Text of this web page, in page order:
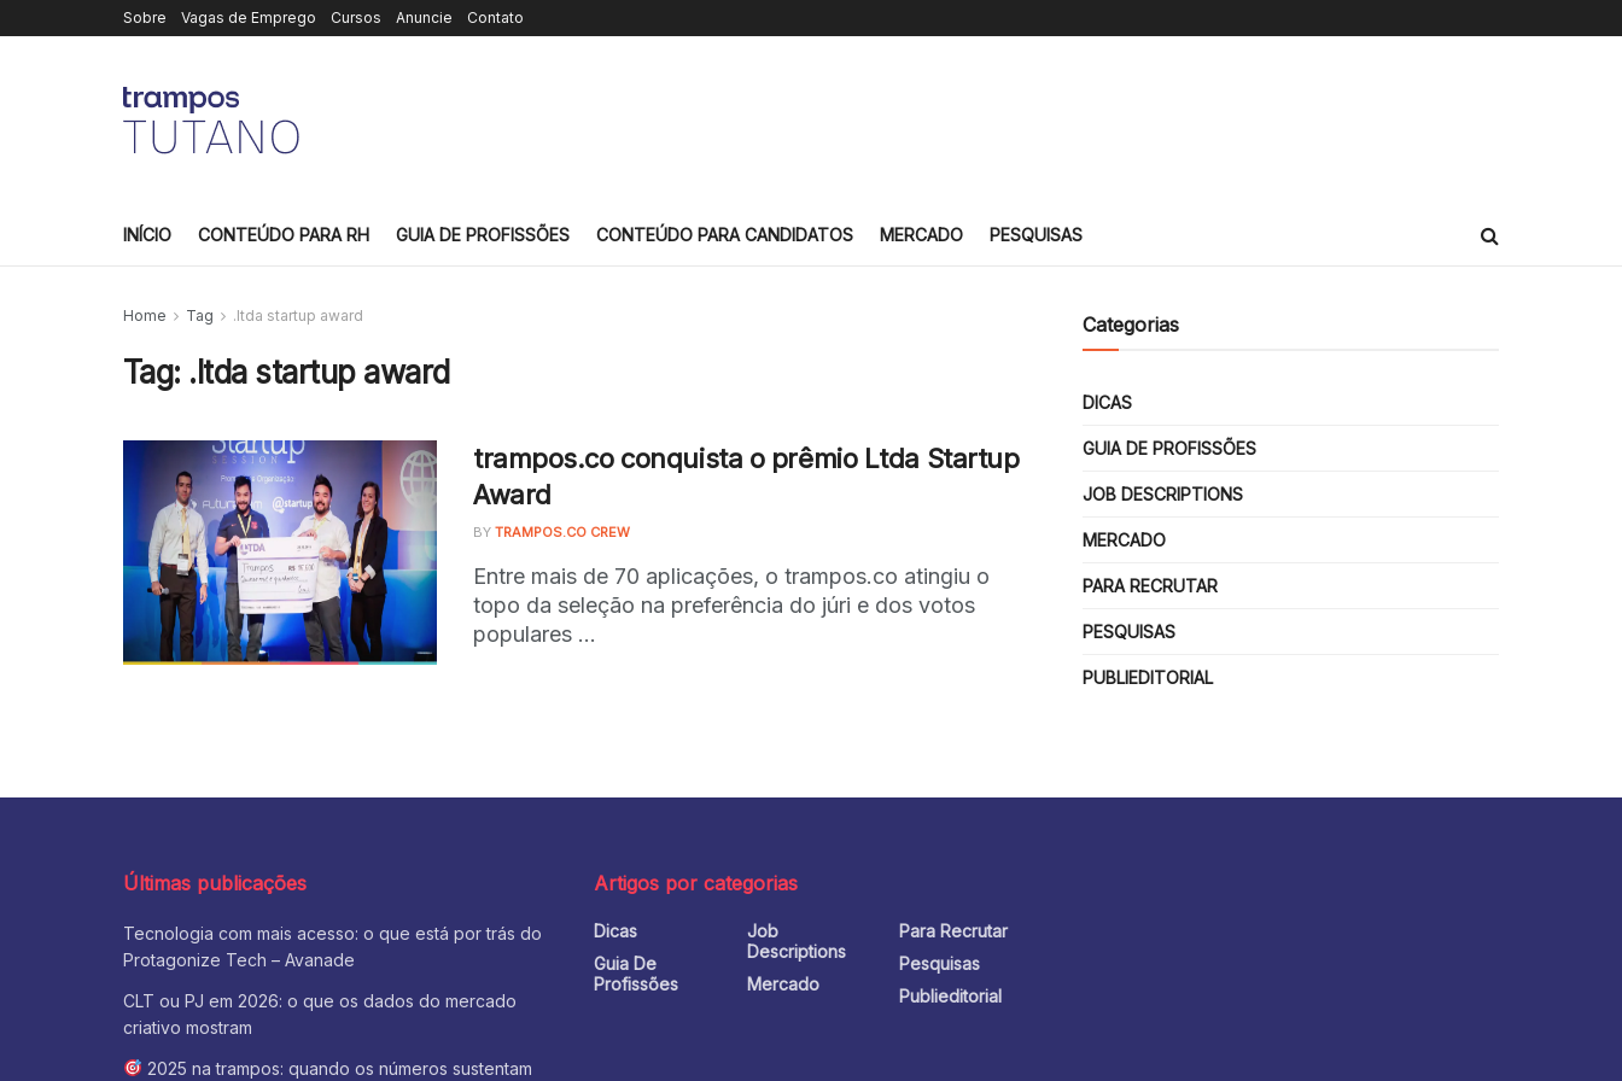
Sobre Vagas de Emprego Cursos Anuncie Contato
INÍCIO CONTEÚDO PARA RH GUIA DE PROFISSÕES CONTEÚDO PARA CANDIDATOS MERCADO PESQUISAS
Home Tag .ltda startup award
Tag: .ltda startup award
trampos.co conquista o prêmio Ltda Startup
Award
BY TRAMPOS.CO CREW
Entre mais de 70 aplicações, o trampos.co atingiu o
topo da seleção na preferência do júri e dos votos
populares ...
Categorias
DICAS
GUIA DE PROFISSÕES
JOB DESCRIPTIONS
MERCADO
PARA RECRUTAR
PESQUISAS
PUBLIEDITORIAL
Últimas publicações
Tecnologia com mais acesso: o que está por trás do
Protagonize Tech – Avanade
CLT ou PJ em 2026: o que os dados do mercado
criativo mostram
2025 na trampos: quando os números sustentam
Artigos por categorias
Dicas
Guia De
Profissões
Job
Descriptions
Mercado
Para Recrutar
Pesquisas
Publieditorial